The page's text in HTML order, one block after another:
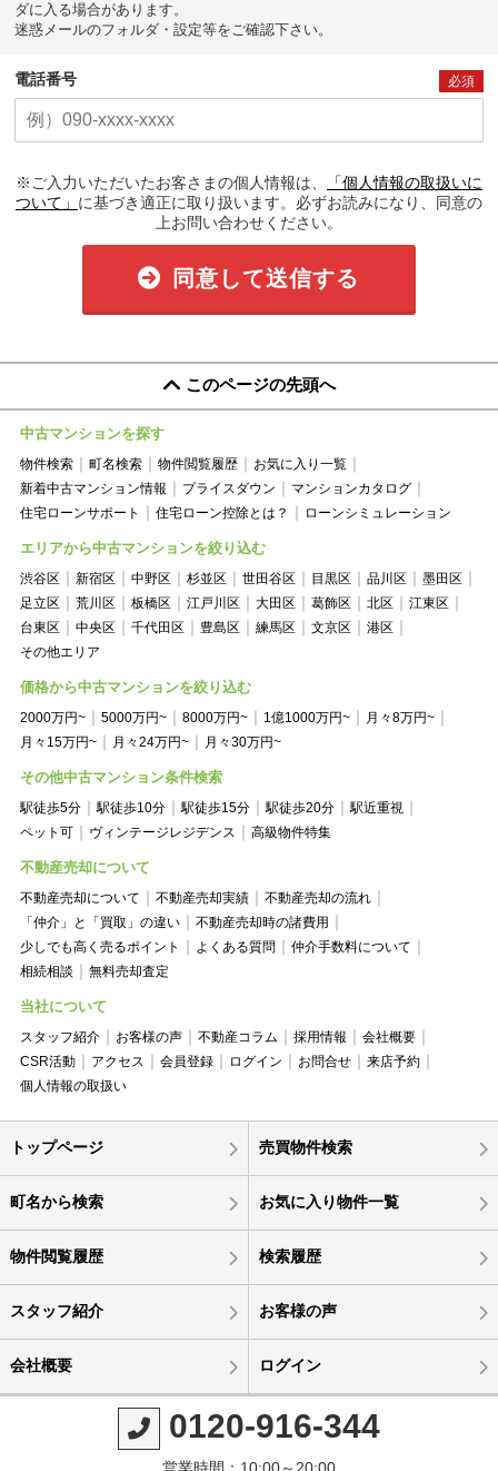
ダに入る場合があります。
迷惑メールのフォルダ・設定等をご確認下さい。
電話番号 必須
※ご入力いただいたお客さまの個人情報は、
「個人情報の取扱いに
ついて」 に基づき適正に取り扱います。必ずお読みになり、同意の
上お問い合わせください。
同意して送信する
このページの先頭へ
中古マンションを探す
物件検索 町名検索 物件閲覧履歴
お気に入り一覧
新着中古マンション情報
プライスダウン
マンションカタログ
住宅ローンサポート
住宅ローン控除とは？ ローンシミュレーション
エリアから中古マンションを絞り込む
渋谷区 新宿区 中野区 杉並区 世田谷区 目黒区 品川区
墨田区
足立区
荒川区 板橋区 江戸川区 大田区 葛飾区 北区
江東区
台東区
中央区 千代田区 豊島区 練馬区 文京区
港区
その他エリア
価格から中古マンションを絞り込む
2000万円~ 5000万円~ 8000万円~ 1億1000万円~
月々8万円~
月々15万円~
月々24万円~ 月々30万円~
その他中古マンション条件検索
駅徒歩5分 駅徒歩10分 駅徒歩15分 駅徒歩20分
駅近重視
ペット可
ヴィンテージレジデンス 高級物件特集
不動産売却について
不動産売却について 不動産売却実績
不動産売却の流れ
「仲介」と「買取」の違い
不動産売却時の諸費用
少しでも高く売るポイント
よくある質問
仲介手数料について
相続相談
無料売却査定
当社について
スタッフ紹介 お客様の声 不動産コラム 採用情報
会社概要
CSR活動
アクセス 会員登録 ログイン お問合せ
来店予約
個人情報の取扱い
トップページ 売買物件検索
町名から検索 お気に入り物件一覧
物件閲覧履歴 検索履歴
スタッフ紹介 お客様の声
会社概要 ログイン
0120-916-344